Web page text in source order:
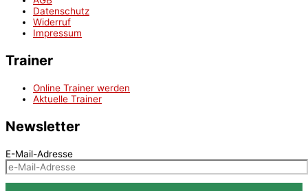
Datenschutz
Widerruf
Impressum
Trainer
Online Trainer werden
Aktuelle Trainer
Newsletter
E-Mail-Adresse